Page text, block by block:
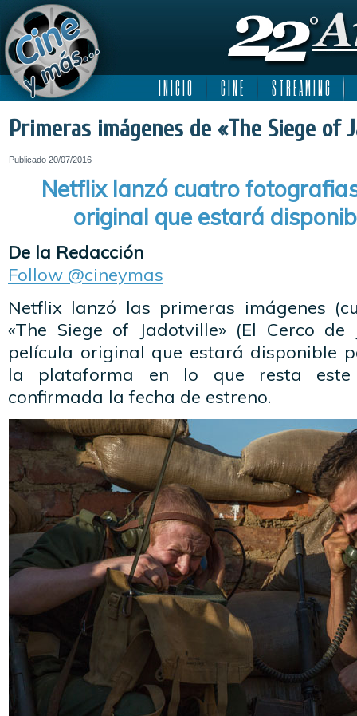
I N I C I O C I N E S T R E A M I N G
Primeras imágenes de «The Siege of
Publicado 20/07/2016
Netflix lanzó cuatro
original que estará
De la Redacción
Follow @cineymas
Netflix lanzó las primeras imágenes
«The Siege of Jadotville» (El Cerco de
película original que estará disponible
la plataforma en lo que resta
confirmada la fecha de estreno.